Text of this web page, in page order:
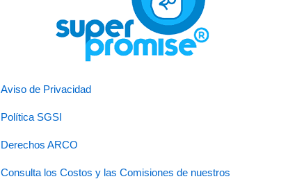
Aviso de Privacidad
Política SGSI
Derechos ARCO
Consulta los Costos y las Comisiones de nuestros